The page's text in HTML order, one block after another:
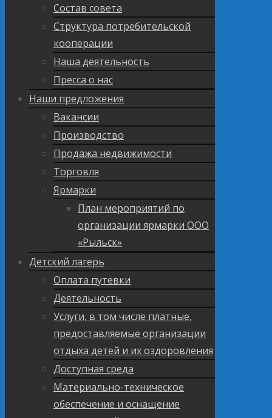
Состав совета
Структура потребительской
кооперации
Наша деятельность
Пресса о нас
Наши предложения
Вакансии
Производство
Продажа недвижимости
Торговля
Ярмарки
План мероприятий по
организации ярмарки ООО
«Рыльск»
Детский лагерь
Оплата путевки
Деятельность
Услуги, в том числе платные,
предоставляемые организации
отдыха детей и их оздоровления
Доступная среда
Материально-техническое
обеспечение и оснащение